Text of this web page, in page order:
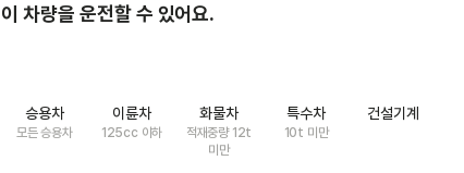
이 차량을 운전할 수 있어요.
승용차
모든 승용차
이륜차
125cc 이하
화물차
적재중량 12t
미만
특수차
10t 미만
건설기계